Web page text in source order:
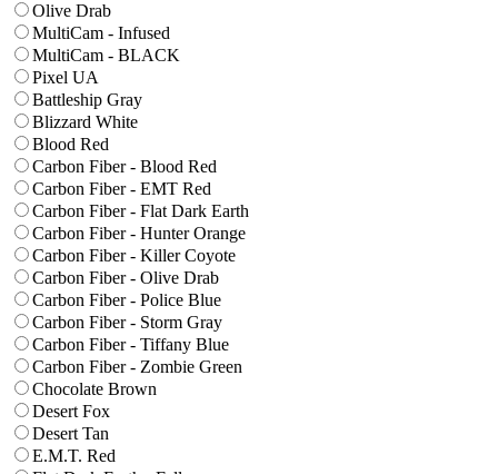
Olive Drab
MultiCam - Infused
MultiCam - BLACK
Pixel UA
Battleship Gray
Blizzard White
Blood Red
Carbon Fiber - Blood Red
Carbon Fiber - EMT Red
Carbon Fiber - Flat Dark Earth
Carbon Fiber - Hunter Orange
Carbon Fiber - Killer Coyote
Carbon Fiber - Olive Drab
Carbon Fiber - Police Blue
Carbon Fiber - Storm Gray
Carbon Fiber - Tiffany Blue
Carbon Fiber - Zombie Green
Chocolate Brown
Desert Fox
Desert Tan
E.M.T. Red